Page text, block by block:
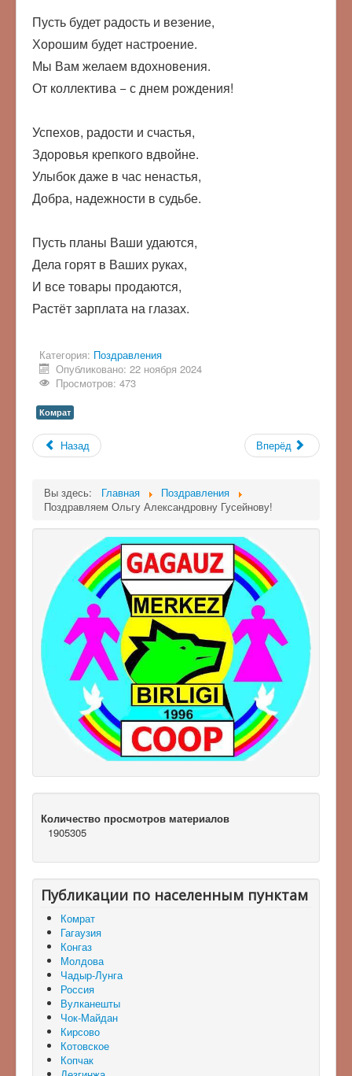
Пусть будет радость и везение,
Хорошим будет настроение.
Мы Вам желаем вдохновения.
От коллектива − с днем рождения!
Успехов, радости и счастья,
Здоровья крепкого вдвойне.
Улыбок даже в час ненастья,
Добра, надежности в судьбе.
Пусть планы Ваши удаются,
Дела горят в Ваших руках,
И все товары продаются,
Растёт зарплата на глазах.
Категория: Поздравления
Опубликовано: 22 ноября 2024
Просмотров: 473
Комрат
Назад Вперёд
Вы здесь: Главная
Поздравления
Поздравляем Ольгу Александровну Гусейнову!
Количество просмотров материалов
1905305
Публикации по населенным пунктам
Комрат
Гагаузия
Конгаз
Молдова
Чадыр-Лунга
Россия
Вулканешты
Чок-Майдан
Кирсово
Котовское
Копчак